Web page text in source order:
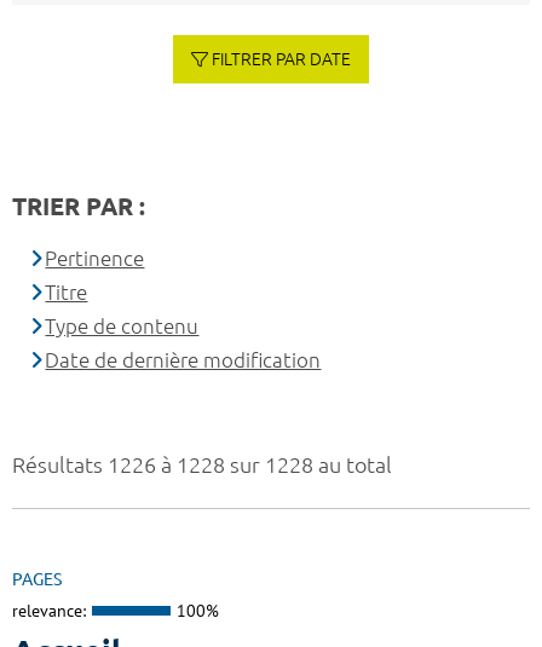
Résultats 1226 à 1228 sur 1228 au total
PAGES
relevance: 100%
FILTRER PAR DATE
TRIER PAR :
Pertinence
Titre
Type de contenu
Date de dernière modification